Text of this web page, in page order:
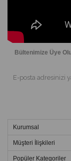
Bültenimize Üye
Kurumsal
Müşteri İlişkileri
Popüler Kategoriler